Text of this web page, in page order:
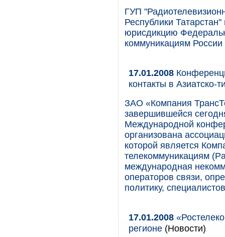
ГУП
Республики
юрисдикцию
коммуникациям России
17.01.2008
контакты в Азиатско-
ЗАО «Компания
завершившейся
Международной
организована
которой является
телекоммуникациям
международная
операторов связи,
политику,
17.01.2008
регионе (Новости)